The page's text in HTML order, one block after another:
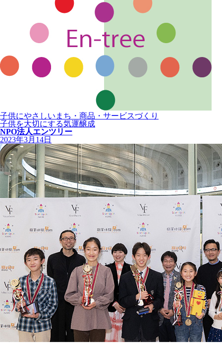
子供にやさしいまち・商品・サービスづくり
子供を大切にする気運醸成
NPO法人エンツリー
2023年3月14日